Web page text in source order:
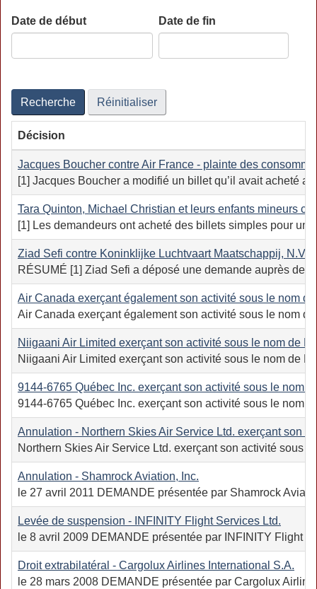
Date de début Date de fin
Recherche Réinitialiser
Décision
Jacques Boucher contre Air France - plainte des
[1] Jacques Boucher a modifié un billet qu’il avait acheté
Tara Quinton, Michael Christian et leurs enfants mineurs
[1] Les demandeurs ont acheté des billets simples pour
Ziad Sefi contre Koninklijke Luchtvaart Maatschappij, N.V.
RÉSUMÉ [1] Ziad Sefi a déposé une demande auprès de
Air Canada exerçant également son activité sous le nom
Air Canada exerçant également son activité sous le nom
Niigaani Air Limited exerçant son activité sous le nom de
Niigaani Air Limited exerçant son activité sous le nom de
9144‑6765 Québec Inc. exerçant son activité sous le nom
9144-6765 Québec Inc. exerçant son activité sous le nom
Annulation - Northern Skies Air Service Ltd. exerçant son
Northern Skies Air Service Ltd. exerçant son activité sous
Annulation - Shamrock Aviation, Inc.
le 27 avril 2011 DEMANDE présentée par Shamrock
Levée de suspension - INFINITY Flight Services Ltd.
le 8 avril 2009 DEMANDE présentée par INFINITY Flight
Droit extrabilatéral - Cargolux Airlines International S.A.
le 28 mars 2008 DEMANDE présentée par Cargolux